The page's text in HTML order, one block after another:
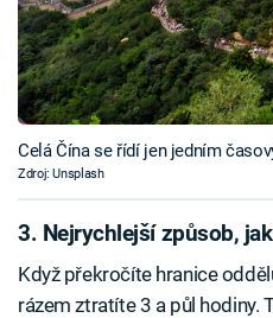
Celá Čína se řídí jen jedním
Zdroj: Unsplash
3. Nejrychlejší způsob,
Když překročíte hranice
rázem ztratíte 3 a půl hodiny.